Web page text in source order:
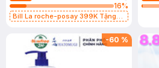
16%
Bill La roche-posay 399K Tặng
(SL có hạn)
-60 %